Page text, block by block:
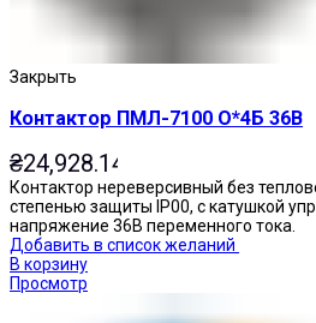
Закрыть
Контактор ПМЛ-7100 О*4Б 36В
₴24,928.14
Контактор нереверсивный без
степенью защиты IP00, с катушкой
напряжение 36В переменного тока.
Добавить в список желаний
В корзину
Просмотр